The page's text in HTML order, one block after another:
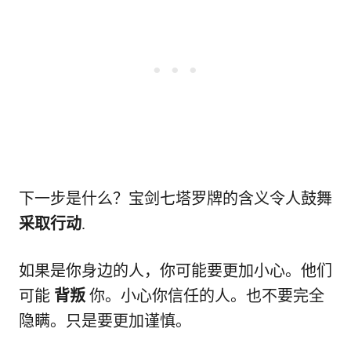
下一步是什么？宝剑七塔罗牌的含义令人鼓舞
采取行动.
如果是你身边的人，你可能要更加小心。他们
可能 背叛 你。小心你信任的人。也不要完全
隐瞒。只是要更加谨慎。